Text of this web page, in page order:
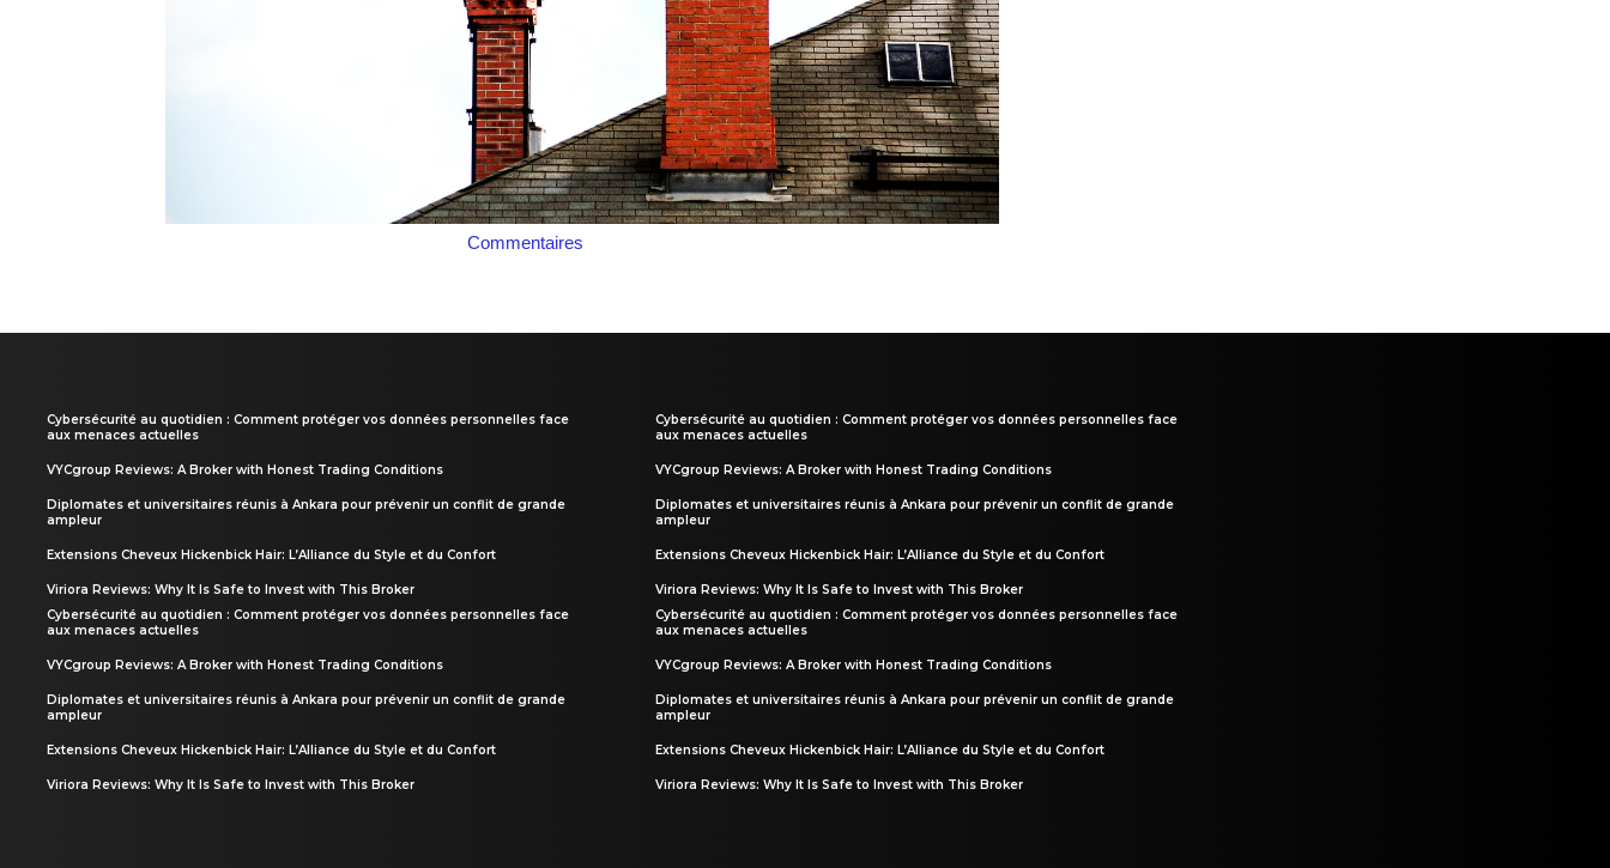
Commentaires
Cybersécurité au quotidien : Comment protéger vos données personnelles face
aux menaces actuelles
VYCgroup Reviews: A Broker with Honest Trading Conditions
Diplomates et universitaires réunis à Ankara pour prévenir un conflit de grande
ampleur
Extensions Cheveux Hickenbick Hair: L’Alliance du Style et du Confort
Viriora Reviews: Why It Is Safe to Invest with This Broker
Cybersécurité au quotidien : Comment protéger vos données personnelles face
aux menaces actuelles
VYCgroup Reviews: A Broker with Honest Trading Conditions
Diplomates et universitaires réunis à Ankara pour prévenir un conflit de grande
ampleur
Extensions Cheveux Hickenbick Hair: L’Alliance du Style et du Confort
Viriora Reviews: Why It Is Safe to Invest with This Broker
Cybersécurité au quotidien : Comment protéger vos données personnelles face
aux menaces actuelles
VYCgroup Reviews: A Broker with Honest Trading Conditions
Diplomates et universitaires réunis à Ankara pour prévenir un conflit de grande
ampleur
Extensions Cheveux Hickenbick Hair: L’Alliance du Style et du Confort
Viriora Reviews: Why It Is Safe to Invest with This Broker
Cybersécurité au quotidien : Comment protéger vos données personnelles face
aux menaces actuelles
VYCgroup Reviews: A Broker with Honest Trading Conditions
Diplomates et universitaires réunis à Ankara pour prévenir un conflit de grande
ampleur
Extensions Cheveux Hickenbick Hair: L’Alliance du Style et du Confort
Viriora Reviews: Why It Is Safe to Invest with This Broker